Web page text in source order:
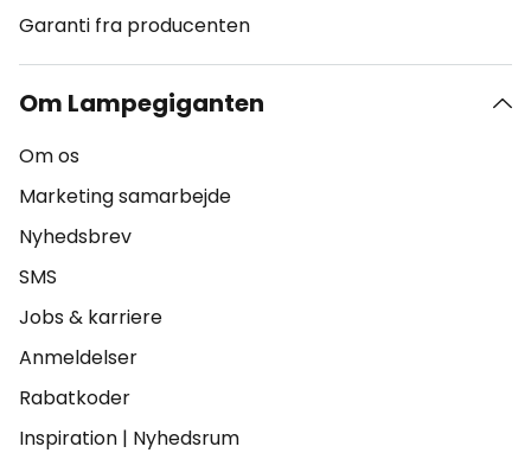
Garanti fra producenten
Om Lampegiganten
Om os
Marketing samarbejde
Nyhedsbrev
SMS
Jobs & karriere
Anmeldelser
Rabatkoder
Inspiration | Nyhedsrum